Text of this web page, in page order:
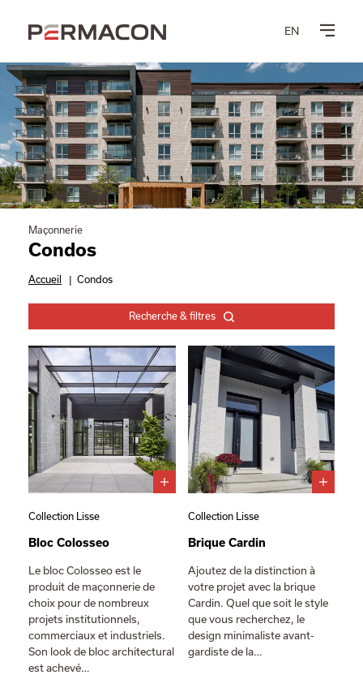
EN
Maçonnerie
Condos
Accueil | Condos
Recherche & filtres
Collection Lisse
Bloc Colosseo
Le bloc Colosseo est le
produit de maçonnerie de
choix pour de nombreux
projets institutionnels,
commerciaux et industriels.
Son look de bloc architectural
est achevé…
Collection Lisse
Brique Cardin
Ajoutez de la distinction à
votre projet avec la brique
Cardin. Quel que soit le style
que vous recherchez, le
design minimaliste avant-
gardiste de la…